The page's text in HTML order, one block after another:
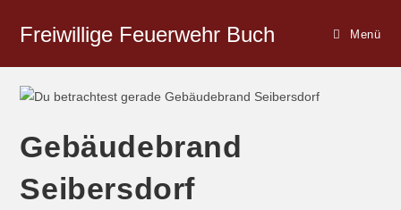
Freiwillige Feuerwehr Buch Menü
Gebäudebrand
Seibersdorf